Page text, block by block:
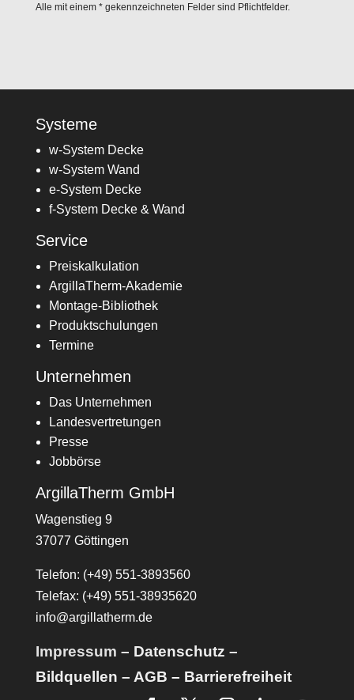
Alle mit einem * gekennzeichneten Felder sind Pflichtfelder.
Systeme
w-System Decke
w-System Wand
e-System Decke
f-System Decke & Wand
Service
Preiskalkulation
ArgillaTherm-Akademie
Montage-Bibliothek
Produktschulungen
Termine
Unternehmen
Das Unternehmen
Landesvertretungen
Presse
Jobbörse
ArgillaTherm GmbH
Wagenstieg 9
37077 Göttingen
Telefon: (+49) 551-3893560
Telefax: (+49) 551-38935620
info@argillatherm.de
Impressum – Datenschutz –
Bildquellen – AGB – Barrierefreiheit